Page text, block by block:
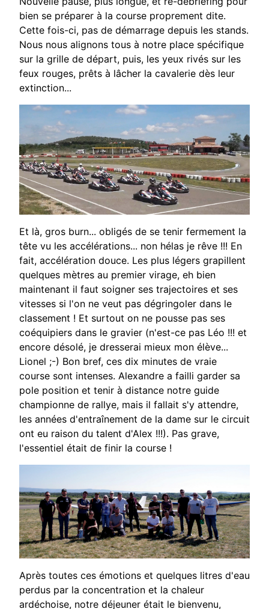
bien se préparer à la course proprement dite.
Cette fois-ci, pas de démarrage depuis les stands.
Nous nous alignons tous à notre place spécifique
sur la grille de départ, puis, les yeux rivés sur les
feux rouges, prêts à lâcher la cavalerie dès leur
extinction...
Et là, gros burn... obligés de se tenir fermement la
tête vu les accélérations... non hélas je rêve !!! En
fait, accélération douce. Les plus légers grapillent
quelques mètres au premier virage, eh bien
maintenant il faut soigner ses trajectoires et ses
vitesses si l'on ne veut pas dégringoler dans le
classement ! Et surtout on ne pousse pas ses
coéquipiers dans le gravier (n'est-ce pas Léo !!! et
encore désolé, je dresserai mieux mon élève...
Lionel ;-) Bon bref, ces dix minutes de vraie
course sont intenses. Alexandre a failli garder sa
pole position et tenir à distance notre guide
championne de rallye, mais il fallait s'y attendre,
les années d'entraînement de la dame sur le circuit
ont eu raison du talent d'Alex !!!). Pas grave,
l'essentiel était de finir la course !
Après toutes ces émotions et quelques litres d'eau
perdus par la concentration et la chaleur
ardéchoise, notre déjeuner était le bienvenu,